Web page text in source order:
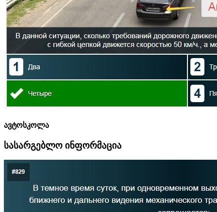
ავტოსკოლა
სასარგებლო ინფორმაცია